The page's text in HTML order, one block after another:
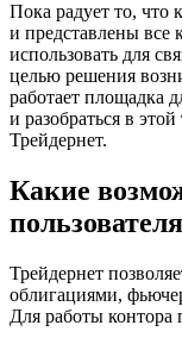
Пока радует то, что
и представлены все
использовать для
целью решения
работает площадка
и разобраться в
Трейдернет.
Какие
Трейдернет
облигациями,
Для работы контора